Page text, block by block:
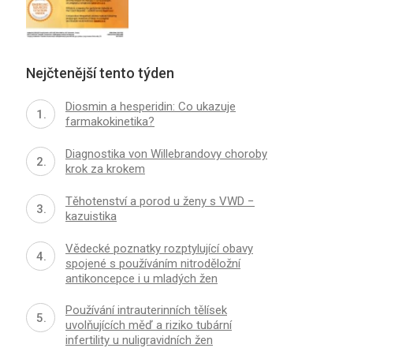
Nejčtenější tento týden
Diosmin a hesperidin: Co ukazuje
farmakokinetika?
Diagnostika von Willebrandovy choroby
krok za krokem
Těhotenství a porod u ženy s VWD −
kazuistika
Vědecké poznatky rozptylující obavy
spojené s používáním nitroděložní
antikoncepce i u mladých žen
Používání intrauterinních tělísek
uvolňujících měď a riziko tubární
infertility u nuligravidních žen